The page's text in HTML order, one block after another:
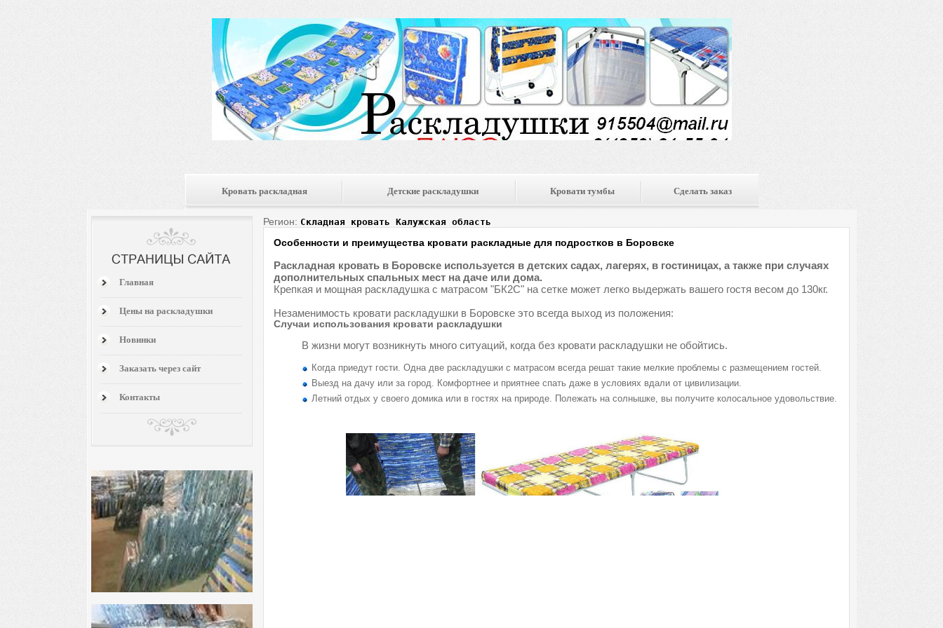
Кровать раскладная Детские раскладушки Кровати тумбы Сделать заказ
Главная
Цены на раскладушки
Новинки
Заказать через сайт
Контакты
Регион: Складная кровать Калужская область
Особенности и преимущества кровати раскладные для подростков в Боровске
Раскладная кровать в Боровске используется в детских садах, лагерях, в гостиницах, а также при случаях
дополнительных спальных мест на даче или дома.
Крепкая и мощная раскладушка с матрасом "БК2С" на сетке может легко выдержать вашего гостя весом до 130кг.
Незаменимость кровати раскладушки в Боровске это всегда выход из положения:
Случаи использования кровати раскладушки
В жизни могут возникнуть много ситуаций, когда без кровати раскладушки не обойтись.
Когда приедут гости. Одна две раскладушки с матрасом всегда решат такие мелкие проблемы с размещением гостей.
Выезд на дачу или за город. Комфортнее и приятнее спать даже в условиях вдали от цивилизации.
Летний отдых у своего домика или в гостях на природе. Полежать на солнышке, вы получите колосальное удовольствие.